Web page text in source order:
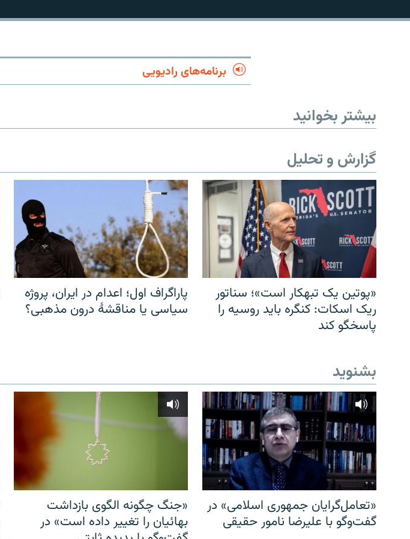
برنامه‌های رادیویی
بیشتر بخوانید
گزارش و تحلیل
«پوتین یک تبهکار است»؛ سناتور
ریک اسکات: کنگره باید روسیه را
پاسخگو کند
پاراگراف اول؛ اعدام در ایران، پروژه
سیاسی یا مناقشهٔ درون مذهبی؟
بشنوید
«تعامل‌گرایان جمهوری اسلامی» در
گفت‌وگو با علیرضا نامور حقیقی
«جنگ چگونه الگوی بازداشت
بهائیان را تغییر داده است» در